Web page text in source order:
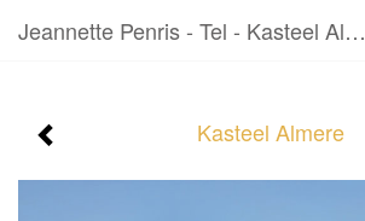
Jeannette Penris - Tel - Kasteel Almere
Kasteel Almere